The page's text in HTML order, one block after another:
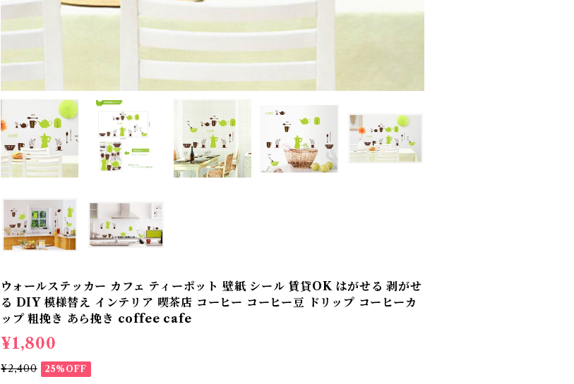
ウォールステッカー カフェ ティーポット 壁紙 シール 賃貸OK はがせる 剥がせ
る DIY 模様替え インテリア 喫茶店 コーヒー コーヒー豆 ドリップ コーヒーカ
ップ 粗挽き あら挽き coffee cafe
¥1,800
¥2,400 25%OFF